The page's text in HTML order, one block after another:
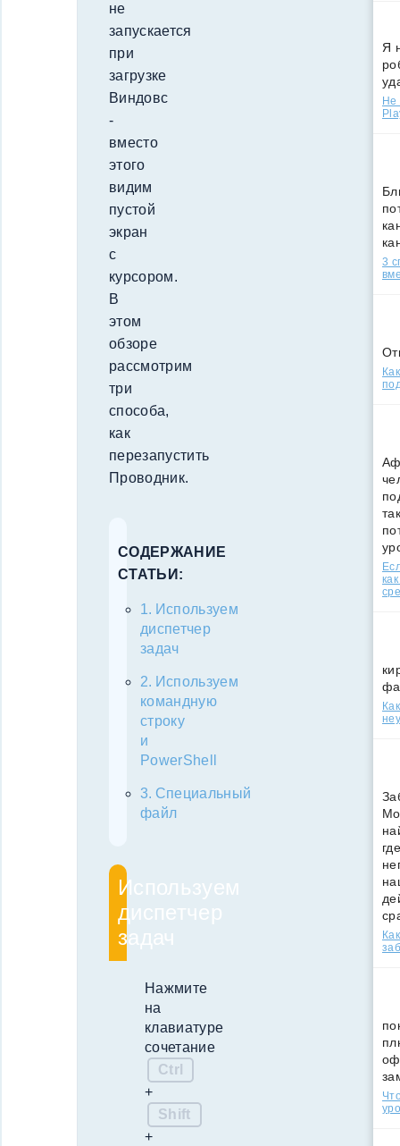
не
запускается
при
загрузке
Виндовс
-
вместо
этого
видим
пустой
экран
с
курсором.
В
этом
обзоре
рассмотрим
три
способа,
как
перезапустить
Проводник.
СОДЕРЖАНИЕ
СТАТЬИ:
Используем
диспетчер
задач
Используем
командную
строку
и
PowerShell
Специальный
файл
Используем
диспетчер
задач
Нажмите
на
клавиатуре
сочетание
Ctrl
+
Shift
+
Я
Не
3